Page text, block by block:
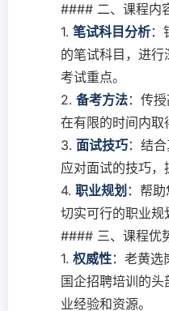
#### 二、课程内
1. 笔试科目分析：
的笔试科目，进
考试重点。
2. 备考方法：传
在有限的时间内取
3. 面试技巧：结
应对面试的技巧，
4. 职业规划 ：帮
切实可行的职业规
#### 三、课程优
1. 权威性：老黄选
国企招聘培训的
业经验和资源。